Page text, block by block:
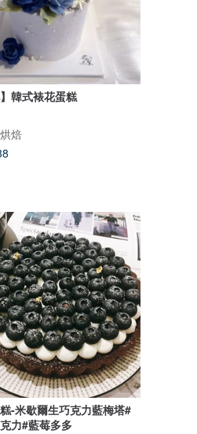
】韓式裱花蛋糕
焙
-米歇爾生巧克力藍梅塔#
力#藍莓多多